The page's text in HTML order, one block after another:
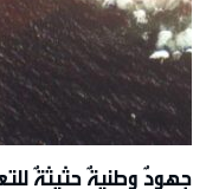
جهودٌ وطنيةٌ حثيثةٌ